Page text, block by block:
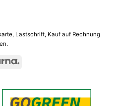
Lastschrift, Kauf auf Rechnung